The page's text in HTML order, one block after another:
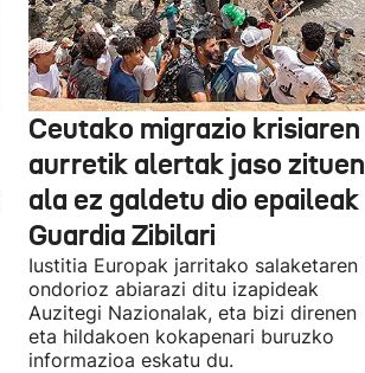
Ceutako migrazio krisiaren
aurretik alertak jaso zituen
ala ez galdetu dio epaileak
Guardia Zibilari
Iustitia Europak jarritako salaketaren
ondorioz abiarazi ditu izapideak
Auzitegi Nazionalak, eta bizi direnen
eta hildakoen kokapenari buruzko
informazioa eskatu du.